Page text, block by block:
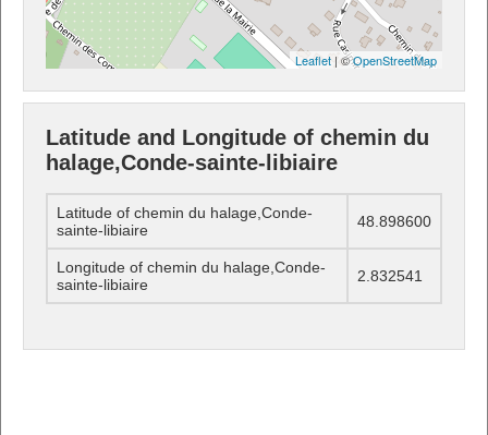
Leaflet | ©OpenStreetMap
Latitude and Longitude of chemin du
halage,Conde-sainte-libiaire
Latitude of chemin du halage,Conde-
sainte-libiaire
48.898600
Longitude of chemin du halage,Conde-
sainte-libiaire
2.832541